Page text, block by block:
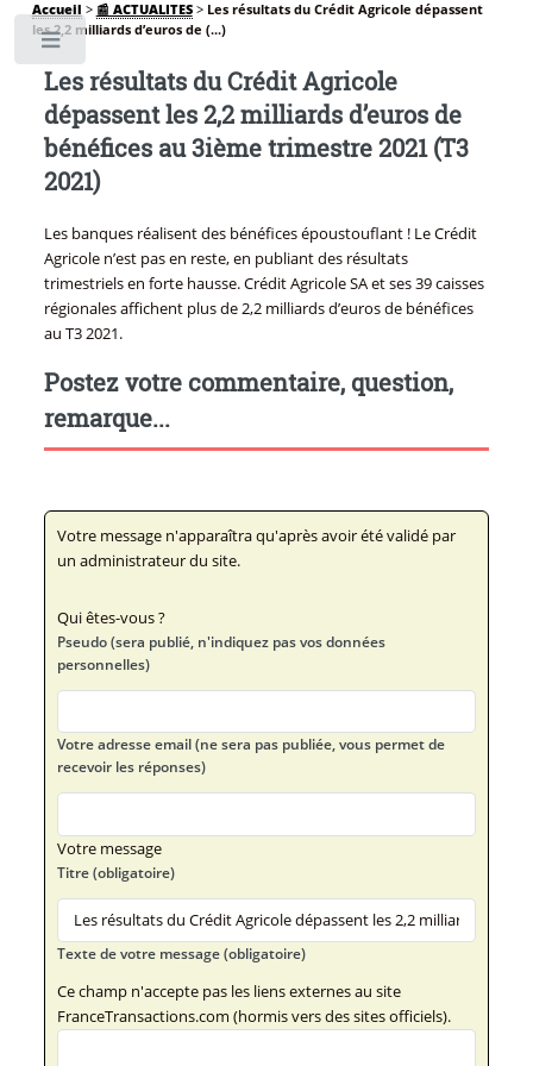
Accueil > 📰 ACTUALITES> Les résultats du Crédit Agricole dépassent
les 2,2 milliards d’euros de (...)
Les résultats du Crédit Agricole
dépassent les 2,2 milliards d’euros de
bénéfices au 3ième trimestre 2021 (T3
2021)
Les banques réalisent des bénéfices époustouflant ! Le Crédit
Agricole n’est pas en reste, en publiant des résultats
trimestriels en forte hausse. Crédit Agricole SA et ses 39 caisses
régionales affichent plus de 2,2 milliards d’euros de bénéfices
au T3 2021.
Postez votre commentaire, question,
remarque...
Votre message n'apparaîtra qu'après avoir été validé par
un administrateur du site.
Qui êtes-vous ?
Pseudo (sera publié, n'indiquez pas vos données
personnelles)
Votre adresse email (ne sera pas publiée, vous permet de
recevoir les réponses)
Votre message
Titre (obligatoire)
Texte de votre message (obligatoire)
Ce champ n'accepte pas les liens externes au site
FranceTransactions.com (hormis vers des sites officiels).